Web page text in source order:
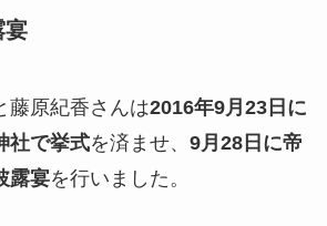
宴
藤原紀香さんは2016年9月23日に
社で挙式を済ませ、 9月28日に帝
露宴を行いました。